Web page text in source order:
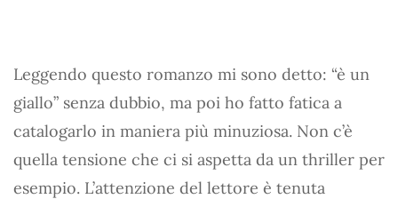
Leggendo questo romanzo mi sono detto: “è un
giallo” senza dubbio, ma poi ho fatto fatica a
catalogarlo in maniera più minuziosa. Non c’è
quella tensione che ci si aspetta da un thriller per
esempio. L’attenzione del lettore è tenuta